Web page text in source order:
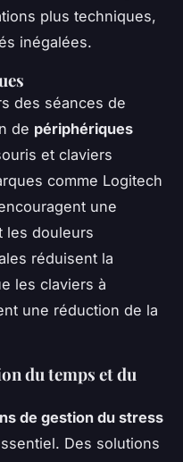
plus techniques,
inégalées.
des séances de
de périphériques
et claviers
comme Logitech
une
les douleurs
réduisent la
les claviers à
une réduction de la
du temps et du
de gestion du stress
Des solutions